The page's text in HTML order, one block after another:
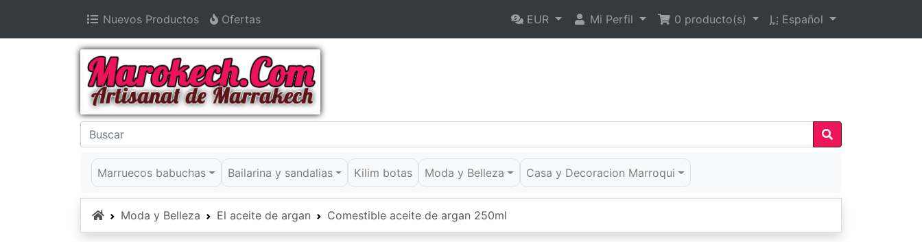
Nuevos Productos Ofertas EUR Mi Perfil 0 producto(s) L: Español
Marruecos babuchas Bailarina y sandalias Kilim botas Moda y Belleza Casa y Decoracion Marroqui
InicioModa y Belleza El aceite de argan Comestible aceite de argan 250ml